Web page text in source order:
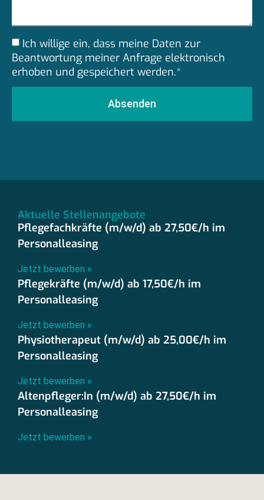
Ich willige ein, dass meine Daten zur
Beantwortung meiner Anfrage elektronisch
erhoben und gespeichert werden.*
Absenden
Aktuelle Stellenangebote
Pflegefachkräfte (m/w/d) ab 27,50€/h im
Personalleasing
Jetzt bewerben »
Pflegekräfte (m/w/d) ab 17,50€/h im
Personalleasing
Jetzt bewerben »
Physiotherapeut (m/w/d) ab 25,00€/h im
Personalleasing
Jetzt bewerben »
Altenpfleger:In (m/w/d) ab 27,50€/h im
Personalleasing
Jetzt bewerben »